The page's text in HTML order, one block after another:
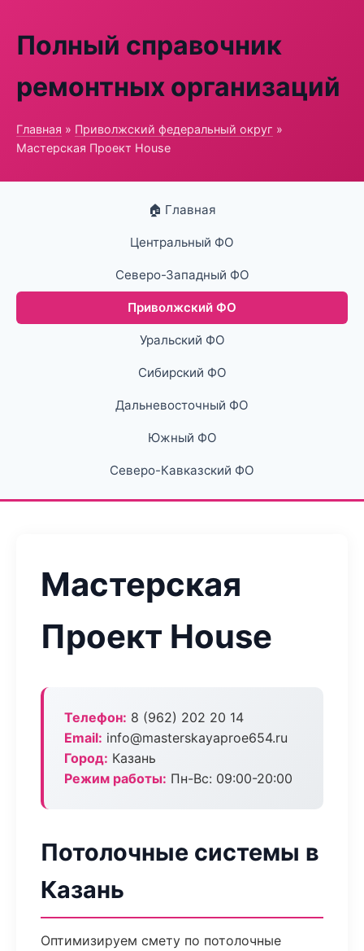
Полный справочник
ремонтных организаций
Главная » Приволжский федеральный округ »
Мастерская Проект House
🏠 Главная
Центральный ФО
Северо-Западный ФО
Приволжский ФО
Уральский ФО
Сибирский ФО
Дальневосточный ФО
Южный ФО
Северо-Кавказский ФО
Мастерская
Проект House
Телефон: 8 (962) 202 20 14
Email: info@masterskayaproe654.ru
Город: Казань
Режим работы: Пн-Вс: 09:00-20:00
Потолочные системы в
Казань
Оптимизируем смету по потолочные